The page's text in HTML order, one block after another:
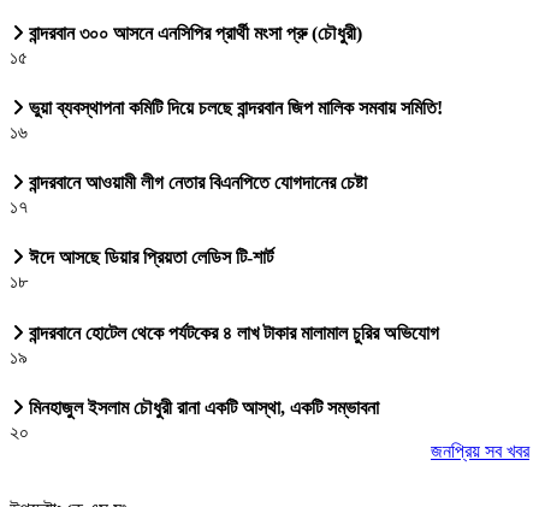
বান্দরবান ৩০০ আসনে এনসিপির প্রার্থী মংসা প্রু (চৌধুরী)
১৫
ভুয়া ব্যবস্থাপনা কমিটি দিয়ে চলছে বান্দরবান জিপ মালিক সমবায় সমিতি!
১৬
বান্দরবানে আওয়ামী লীগ নেতার বিএনপিতে যোগদানের চেষ্টা
১৭
ঈদে আসছে ডিয়ার প্রিয়তা লেডিস টি-শার্ট
১৮
বান্দরবানে হোটেল থেকে পর্যটকের ৪ লাখ টাকার মালামাল চুরির অভিযোগ
১৯
মিনহাজুল ইসলাম চৌধুরী রানা একটি আস্থা, একটি সম্ভাবনা
২০
জনপ্রিয় সব খবর